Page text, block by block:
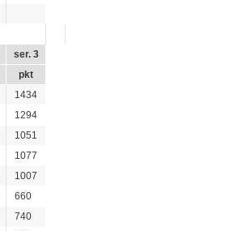
ser. 3
pkt
1434
1294
1051
1077
1007
660
740